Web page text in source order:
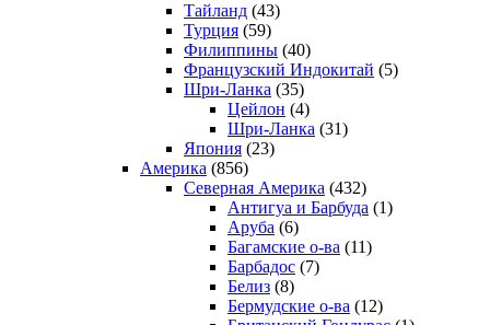
Тайланд (43)
Турция (59)
Филиппины (40)
Французский Индокитай (5)
Шри-Ланка (35)
Цейлон (4)
Шри-Ланка (31)
Япония (23)
Америка (856)
Северная Америка (432)
Антигуа и Барбуда (1)
Аруба (6)
Багамские о-ва (11)
Барбадос (7)
Белиз (8)
Бермудские о-ва (12)